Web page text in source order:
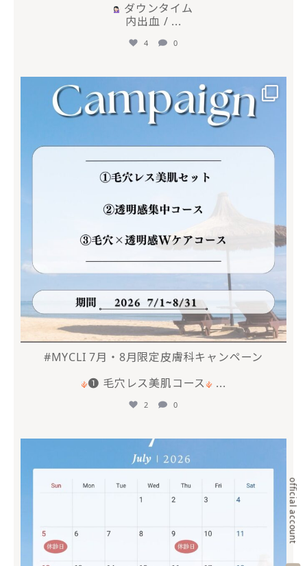
official account
ダウンタイム
内出血 / ...
4 0
mycli.ebisu
6月 30
#MYCLI 7月・8月限定皮膚科キャンペーン
❶ 毛穴レス美肌コース
...
2 0
mycli.ebisu
6月 20